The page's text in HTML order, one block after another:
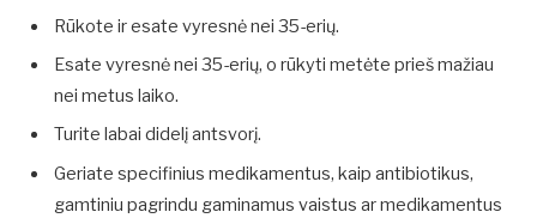
Rūkote ir esate vyresnė nei 35-erių.
Esate vyresnė nei 35-erių, o rūkyti metėte prieš mažiau
nei metus laiko.
Turite labai didelį antsvorį.
Geriate specifinius medikamentus, kaip antibiotikus,
gamtiniu pagrindu gaminamus vaistus ar medikamentus